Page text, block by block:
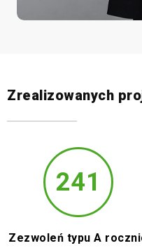
Zrealizowanych
241
Zezwoleń typu A